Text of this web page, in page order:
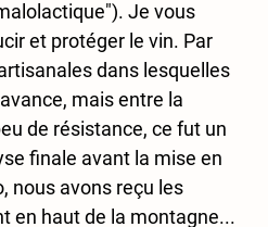
Je vous
et protéger le vin. Par
dans lesquelles
mais entre la
de résistance, ce fut un
finale avant la mise en
nous avons reçu les
en haut de la montagne...